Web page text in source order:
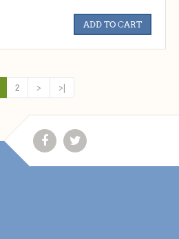
ADD TO CART
2 > >|